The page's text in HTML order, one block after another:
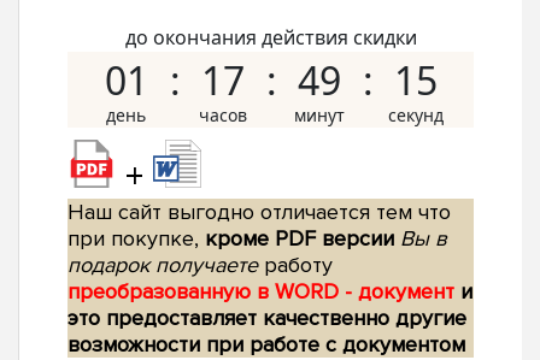
до окончания действия скидки
01 17 49 14
+
Наш сайт выгодно отличается тем что
при покупке, кроме PDF версии Вы в
подарок получаетеработу
преобразованную в WORD - документ и
это предоставляет качественно другие
возможности при работе с документом